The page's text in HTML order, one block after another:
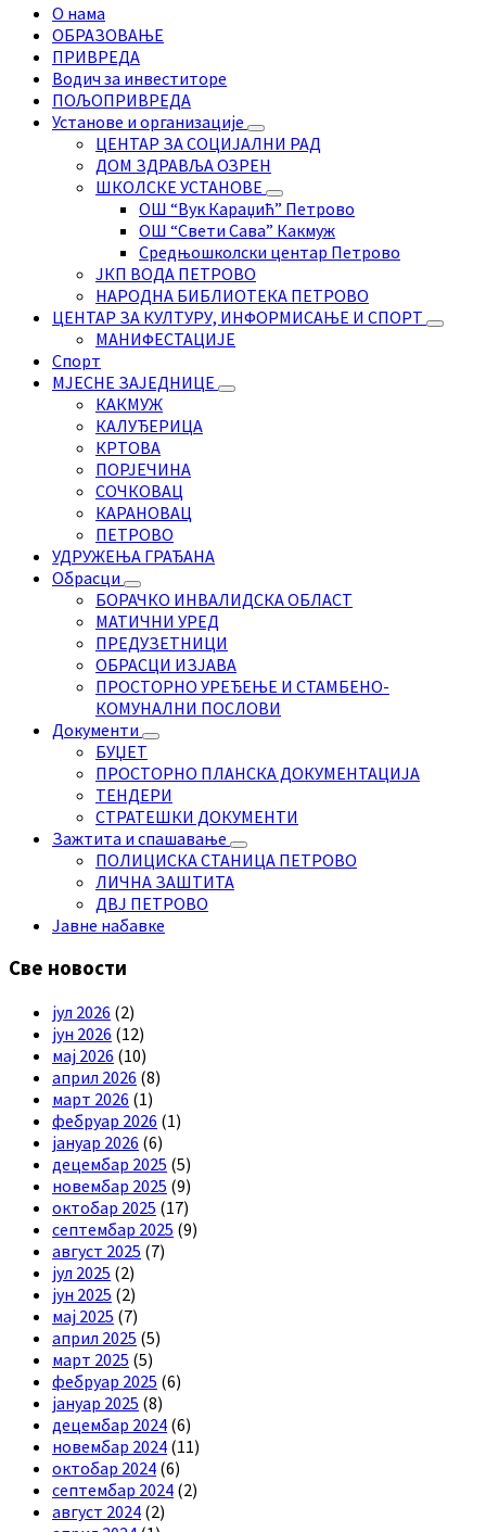
О нама
ОБРАЗОВАЊЕ
ПРИВРЕДА
Водич за инвеститоре
ПОЉОПРИВРЕДА
Установе и организације
ЦЕНТАР ЗА СОЦИЈАЛНИ РАД
ДОМ ЗДРАВЉА ОЗРЕН
ШКОЛСКЕ УСТАНОВЕ
ОШ “Вук Караџић” Петрово
ОШ “Свети Сава” Какмуж
Средњошколски центар Петрово
ЈКП ВОДА ПЕТРОВО
НАРОДНА БИБЛИОТЕКА ПЕТРОВО
ЦЕНТАР ЗА КУЛТУРУ, ИНФОРМИСАЊЕ И СПОРТ
МАНИФЕСТАЦИЈЕ
Спорт
МЈЕСНЕ ЗАЈЕДНИЦЕ
КАКМУЖ
КАЛУЂЕРИЦА
КРТОВА
ПОРЈЕЧИНА
СОЧКОВАЦ
КАРАНОВАЦ
ПЕТРОВО
УДРУЖЕЊА ГРАЂАНА
Обрасци
БОРАЧКО ИНВАЛИДСКА ОБЛАСТ
МАТИЧНИ УРЕД
ПРЕДУЗЕТНИЦИ
ОБРАСЦИ ИЗЈАВА
ПРОСТОРНО УРЕЂЕЊЕ И СТАМБЕНО-
КОМУНАЛНИ ПОСЛОВИ
Документи
БУЏЕТ
ПРОСТОРНО ПЛАНСКА ДОКУМЕНТАЦИЈА
ТЕНДЕРИ
СТРАТЕШКИ ДОКУМЕНТИ
Зажтита и спашавање
ПОЛИЦИСКА СТАНИЦА ПЕТРОВО
ЛИЧНА ЗАШТИТА
ДВЈ ПЕТРОВО
Јавне набавке
Све новости
јул 2026 (2)
јун 2026 (12)
мај 2026 (10)
април 2026 (8)
март 2026 (1)
фебруар 2026 (1)
јануар 2026 (6)
децембар 2025 (5)
новембар 2025 (9)
октобар 2025 (17)
септембар 2025 (9)
август 2025 (7)
јул 2025 (2)
јун 2025 (2)
мај 2025 (7)
април 2025 (5)
март 2025 (5)
фебруар 2025 (6)
јануар 2025 (8)
децембар 2024 (6)
новембар 2024 (11)
октобар 2024 (6)
септембар 2024 (2)
август 2024 (2)